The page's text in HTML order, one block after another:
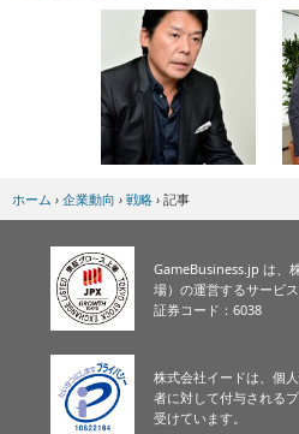
ホーム › 企業動向 › 戦略 › 記事
GameBusiness.jp は、
場）の運営するサービス
証券コード：6038
株式会社イードは、個
者に対して付与される
受けています。